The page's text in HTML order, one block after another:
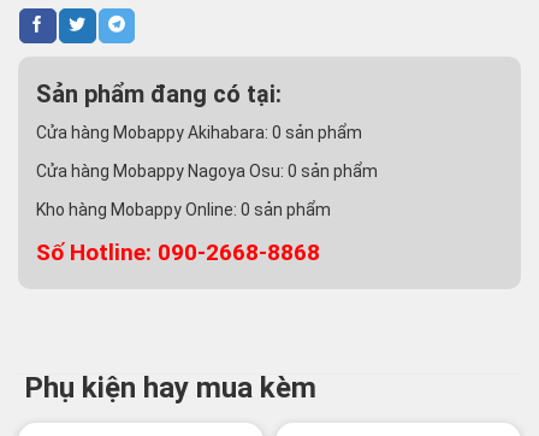
Sản phẩm đang có tại:
Cửa hàng Mobappy Akihabara: 0 sản phẩm
Cửa hàng Mobappy Nagoya Osu: 0 sản phẩm
Kho hàng Mobappy Online: 0 sản phẩm
Số Hotline: 090-2668-8868
Phụ kiện hay mua kèm